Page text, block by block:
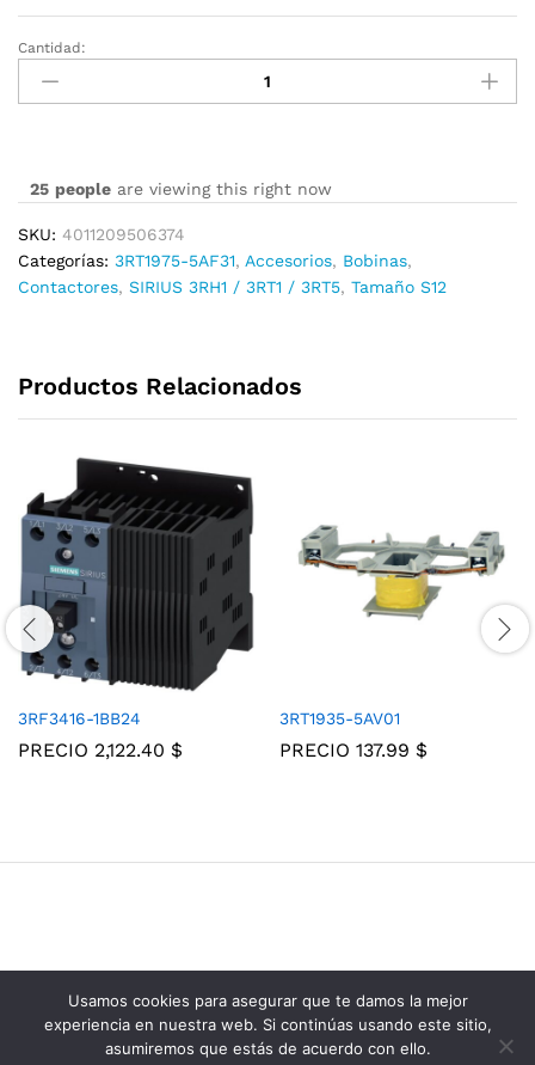
3RT1975-
5AF31
cantidad
Cantidad:
25 people are viewing this right now
SKU: 4011209506374
Categorías: 3RT1975-5AF31, Accesorios, Bobinas,
Contactores, SIRIUS 3RH1 / 3RT1 / 3RT5, Tamaño S12
Productos Relacionados
3RF3416-1BB24
PRECIO 2,122.40 $
3RT1935-5AV01
PRECIO 137.99 $
Grupo Consolidados de Electricos © 2025
Usamos cookies para asegurar que te damos la mejor
experiencia en nuestra web. Si continúas usando este sitio,
asumiremos que estás de acuerdo con ello.